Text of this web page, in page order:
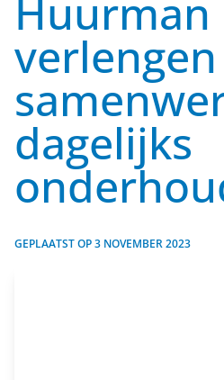
Huurman
verlengen
dagelijks
GEPLAATST OP3 NOVEMBER 2023